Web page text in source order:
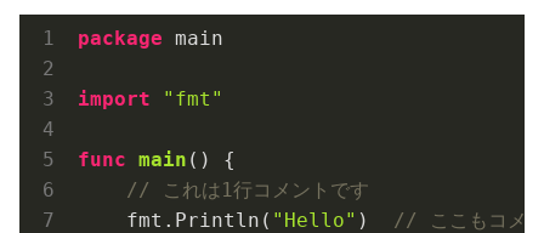
package main
import "fmt"
func main ()
{
// これは1行コメントです
    fmt.Println(
"Hello" ) // ここもコメ